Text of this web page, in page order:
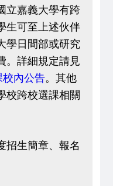
立嘉義大學有跨
生可至上述伙伴
學日間部或研究
。詳細規定請見
內公告。其他
校跨校選課相關
生簡章、報名